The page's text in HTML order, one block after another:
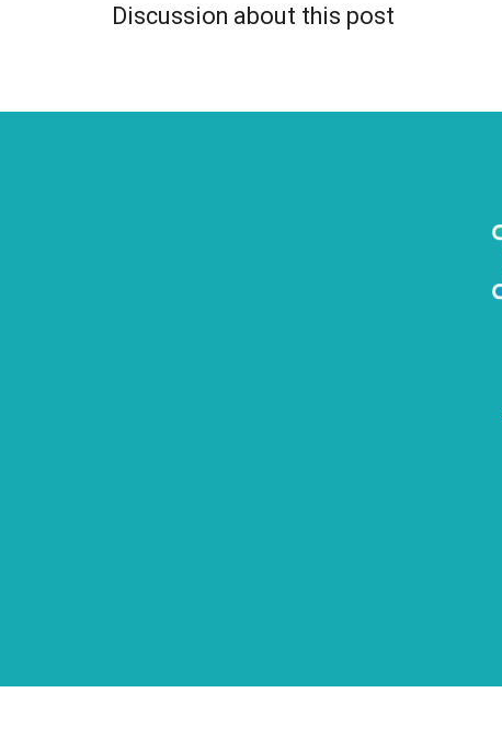
Discussion about this post